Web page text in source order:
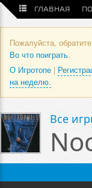
ГЛАВНАЯ
Пожалуйста,
Во что поиграть.
О Игротопе |
на неделю.
Все